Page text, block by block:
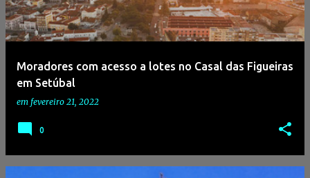
a
g
Moradores com acesso a lotes no Casal das Figueiras
em Setúbal
em fevereiro 21, 2022
0